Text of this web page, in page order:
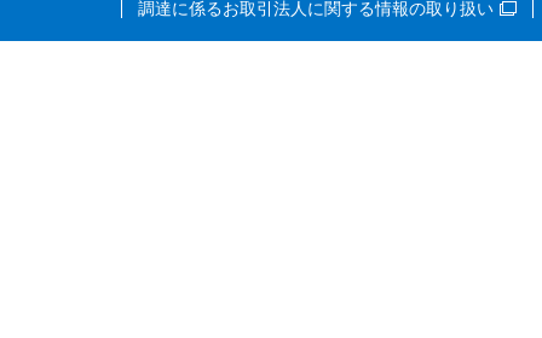
調達に係るお取引法人に関する情報の取り扱い